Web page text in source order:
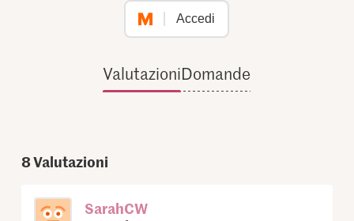
Accedi
ValutazioniDomande
8Valutazioni
SarahCW